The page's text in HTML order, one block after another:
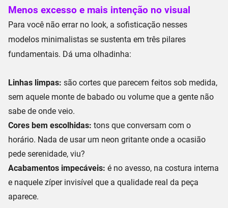
Menos excesso e mais intenção no visual
Para você não errar no look, a sofisticação nesses
modelos minimalistas se sustenta em três pilares
fundamentais. Dá uma olhadinha:
Linhas limpas: são cortes que parecem feitos sob medida,
sem aquele monte de babado ou volume que a gente não
sabe de onde veio.
Cores bem escolhidas: tons que conversam com o
horário. Nada de usar um neon gritante onde a ocasião
pede serenidade, viu?
Acabamentos impecáveis: é no avesso, na costura interna
e naquele zíper invisível que a qualidade real da peça
aparece.